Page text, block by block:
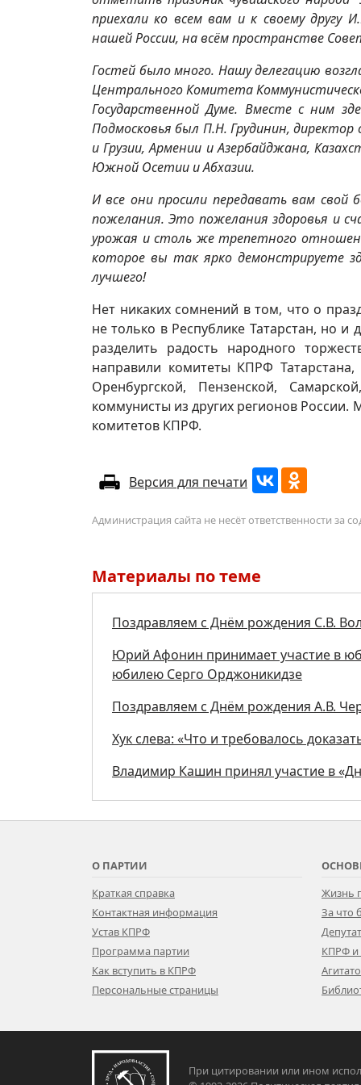
приехали ко всем вам и к своему другу
нашей России, на всём пространстве
Гостей было много. Нашу делегацию
Центрального Комитета
Государственной Думе. Вместе с ним
Подмосковья был П.Н. Грудинин, директор
и Грузии, Армении и Азербайджана,
Южной Осетии и Абхазии.
И все они просили передавать вам
пожелания. Это пожелания здоровья и
урожая и столь же трепетного
которое вы так ярко демонстрируете
лучшего!
Нет никаких сомнений в том, что о
не только в Республике Татарстан, но
разделить радость народного
направили комитеты КПРФ
Оренбургской, Пензенской,
коммунисты из других регионов России.
комитетов КПРФ.
Версия для печати
Администрация сайта не несёт ответственности
Материалы по теме
Поздравляем с Днём рождения С.В.
Юрий Афонин принимает участие в
юбилею Серго Орджоникидзе
Поздравляем с Днём рождения А.В.
Хук слева: «Что и требовалось
Владимир Кашин принял участие в
О ПАРТИИ
Краткая справка
Контактная информация
Устав КПРФ
Программа партии
Как вступить в КПРФ
Персональные страницы
Жизнь
За что
КПРФ
При цитировании или ином